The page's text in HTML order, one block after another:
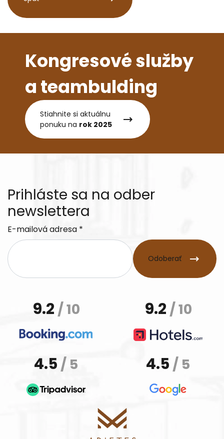
Kongresové služby
a teambulding
Stiahnite si aktuálnu
ponuku na rok 2025
Prihláste sa na odber
newslettera
E-mailová adresa *
Odoberať
9.2 / 10 9.2 / 10
4.5 / 5 4.5 / 5